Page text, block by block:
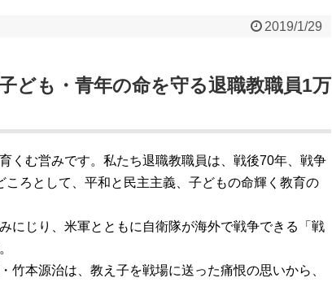
2019/1/29
ども・青年の命を守る退職教職員1万
くむ営みです。私たち退職教職員は、戦後70年、戦争
ろとして、平和と民主主義、子どもの命輝く教育の
にじり、米軍とともに自衛隊が海外で戦争できる「戦
竹本源治は、教え子を戦場に送った痛恨の思いから、